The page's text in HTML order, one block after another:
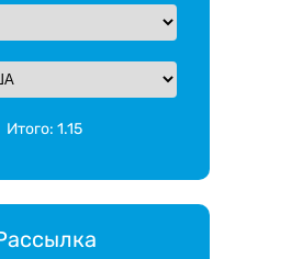
Итого:1.15